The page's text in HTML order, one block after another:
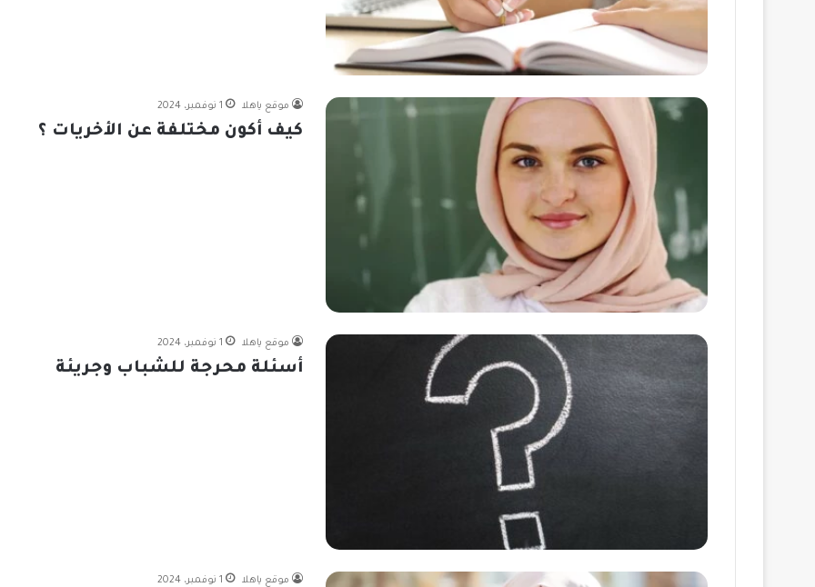
موقع ياهلا 1 نوفمبر، 2024
كيف أكون مختلفة عن الأخريات ؟
موقع ياهلا 1 نوفمبر، 2024
أسئلة محرجة للشباب وجريئة
موقع ياهلا 1 نوفمبر، 2024